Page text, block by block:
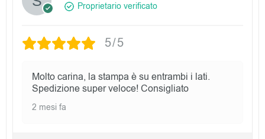
R
e
e
n
Proprietario verificato
5/5
Molto carina, la stampa è su entrambi i lati.
Spedizione super veloce! Consigliato
2 mesi fa